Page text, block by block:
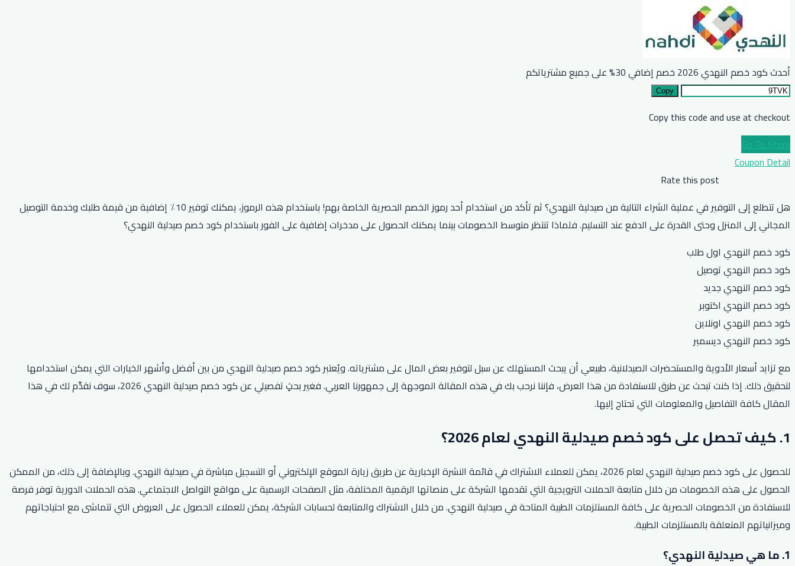
أحدث كود خصم النهدي 2026 خصم إضافي 30% على جميع مشترياتكم
Copy
Copy this code and use at checkout
Go To Store
Coupon Detail
Rate this post
هل تتطلع إلى التوفير في عملية الشراء التالية من صيدلية النهدي؟ ثم تأكد من استخدام أحد رموز الخصم الحصرية الخاصة بهم! باستخدام هذه الرموز، يمكنك توفير 10٪ إضافية من قيمة طلبك وخدمة التوصيل
المجاني إلى المنزل وحتى القدرة على الدفع عند التسليم. فلماذا تنتظر متوسط ​​الخصومات بينما يمكنك الحصول على مدخرات إضافية على الفور باستخدام كود خصم صيدلية النهدي؟
كود خصم النهدي اول طلب
كود خصم النهدي توصيل
كود خصم النهدي جديد
كود خصم النهدي اكتوبر
كود خصم النهدي اونلاين
كود خصم النهدي ديسمبر
مع تزايد أسعار الأدوية والمستحضرات الصيدلانية، طبيعي أن يبحث المستهلك عن سبل لتوفير بعض المال على مشترياته. ويُعتبر كود خصم صيدلية النهدي من بين أفضل وأشهر الخيارات التي يمكن استخدامها
لتحقيق ذلك. إذا كنت تبحث عن طرق للاستفادة من هذا العرض، فإننا نرحب بك في هذه المقالة الموجهة إلى جمهورنا العربي. فغير بحثٍ تفصيلي عن كود خصم صيدلية النهدي 2026، سوف نقدِّم لك في هذا
المقال كافة التفاصيل والمعلومات التي تحتاج إليها.
1. كيف تحصل على كود خصم صيدلية النهدي لعام 2026؟
للحصول على كود خصم صيدلية النهدي لعام 2026، يمكن للعملاء الاشتراك في قائمة النشرة الإخبارية عن طريق زيارة الموقع الإلكتروني أو التسجيل مباشرة في صيدلية النهدي. وبالإضافة إلى ذلك، من الممكن
الحصول على هذه الخصومات من خلال متابعة الحملات الترويجية التي تقدمها الشركة على منصاتها الرقمية المختلفة، مثل الصفحات الرسمية على مواقع التواصل الاجتماعي. هذه الحملات الدورية توفر فرصة
للاستفادة من الخصومات الحصرية على كافة المستلزمات الطبية المتاحة في صيدلية النهدي. من خلال الاشتراك والمتابعة لحسابات الشركة، يمكن للعملاء الحصول على العروض التي تتماشى مع احتياجاتهم
وميزانياتهم المتعلقة بالمستلزمات الطبية.
1. ما هي صيدلية النهدي؟